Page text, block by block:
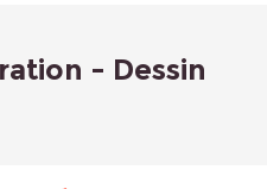
L’ANNÉE - Dessin